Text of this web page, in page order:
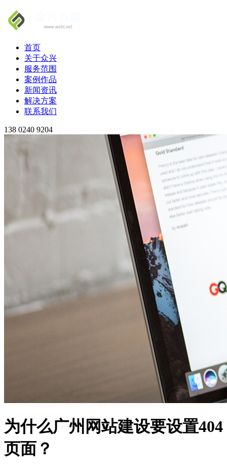
首页
关于众兴
服务范围
案例作品
新闻资讯
解决方案
联系我们
138 0240 9204
为什么广州网站建设要设置404
页面？